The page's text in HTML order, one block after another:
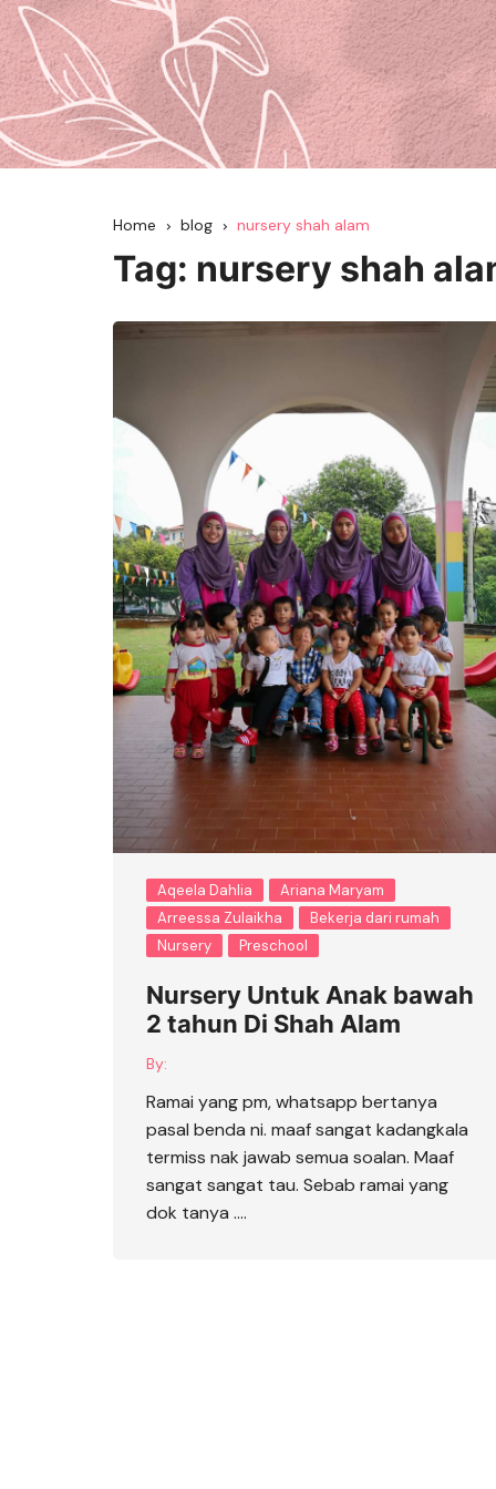
Home blog nursery shah alam
Tag: nursery shah
Aqeela Dahlia
Ariana Maryam
Arreessa Zulaikha
Bekerja dari rumah
Nursery
Preschool
Nursery Untuk Anak bawah
2 tahun Di Shah Alam
By:
Ramai yang pm, whatsapp bertanya
pasal benda ni. maaf sangat kadangkala
termiss nak jawab semua soalan. Maaf
sangat sangat tau. Sebab ramai yang
dok tanya ….